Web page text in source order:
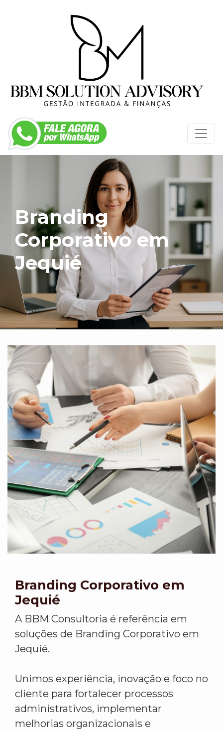
Branding
Corporativo em
Jequié
Branding Corporativo em
Jequié
A BBM Consultoria é referência em
soluções de Branding Corporativo em
Jequié.
Unimos experiência, inovação e foco no
cliente para fortalecer processos
administrativos, implementar
melhorias organizacionais e